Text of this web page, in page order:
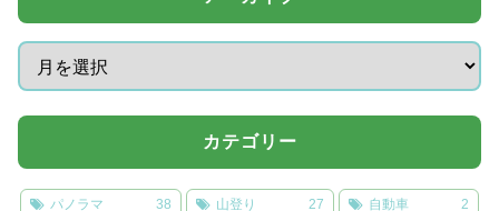
カテゴリー
パノラマ 38 山登り 27 自動車 2